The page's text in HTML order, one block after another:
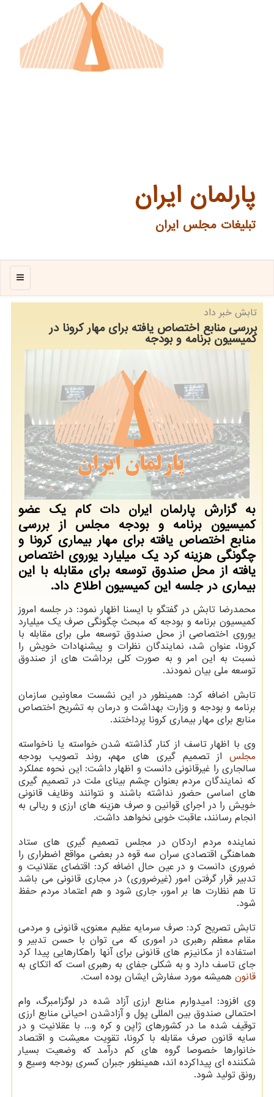
پارلمان ایران
تبلیغات مجلس ایران
منو
تابش خبر داد
بررسی منابع اختصاص یافته برای مهار كرونا در
كمیسیون برنامه و بودجه
به گزارش پارلمان ایران دات كام یك عضو
كمیسیون برنامه و بودجه مجلس از بررسی
منابع اختصاص یافته برای مهار بیماری كرونا و
چگونگی هزینه كرد یك میلیارد یوروی اختصاص
یافته از محل صندوق توسعه برای مقابله با این
بیماری در جلسه این كمیسیون اطلاع داد.
محمدرضا تابش در گفتگو با ایسنا اظهار نمود: در جلسه امروز
كمیسیون برنامه و بودجه كه مبحث چگونگی صرف یك میلیارد
یوروی اختصاصی از محل صندوق توسعه ملی برای مقابله با
كرونا، عنوان شد، نمایندگان نظرات و پیشنهادات خویش را
نسبت به این امر و به صورت كلی برداشت های از صندوق
توسعه ملی بیان نمودند.
تابش اضافه كرد: همینطور در این نشست معاونین سازمان
برنامه و بودجه و وزارت بهداشت و درمان به تشریح اختصاص
منابع برای مهار بیماری كرونا پرداختند.
وی با اظهار تاسف از كنار گذاشته شدن خواسته یا ناخواسته
مجلس از تصمیم گیری های مهم، روند تصویب بودجه
سالجاری را غیرقانونی دانست و اظهار داشت: این نحوه عملكرد
كه نمایندگان مردم بعنوان چشم بینای ملت در تصمیم گیری
های اساسی حضور نداشته باشند و نتوانند وظایف قانونی
خویش را در اجرای قوانین و صرف هزینه های ارزی و ریالی به
انجام رسانند، عاقبت خوبی نخواهد داشت.
نماینده مردم اردكان در مجلس تصمیم گیری های ستاد
هماهنگی اقتصادی سران سه قوه در بعضی مواقع اضطراری را
ضروری دانست و در عین حال اضافه كرد: اقتضای عقلانیت و
تدبیر قرار گرفتن امور (غیرضروری) در مجاری قانونی می باشد
تا هم نظارت ها بر امور، جاری شود و هم اعتماد مردم حفظ
شود.
تابش تصریح كرد: صرف سرمایه عظیم معنوی، قانونی و مردمی
مقام معظم رهبری در اموری كه می توان با حسن تدبیر و
استفاده از مكانیزم های قانونی برای آنها راهكارهایی پیدا كرد
جای تاسف دارد و به شكلی جفای به رهبری است كه اتكای به
قانون همیشه مورد سفارش ایشان بوده است.
وی افزود: امیدوارم منابع ارزی آزاد شده در لوگزامبرگ، وام
احتمالی صندوق بین المللی پول و آزادشدن احیانی منابع ارزی
توقیف شده ما در كشورهای ژاپن و كره و... با عقلانیت و در
سایه قانون صرف مقابله با كرونا، تقویت معیشت و اقتصاد
خانوارها خصوصا گروه های كم درآمد كه وضعیت بسیار
شكننده ای پیداكرده اند، همینطور جبران كسری بودجه وسیع و
رونق تولید شود.